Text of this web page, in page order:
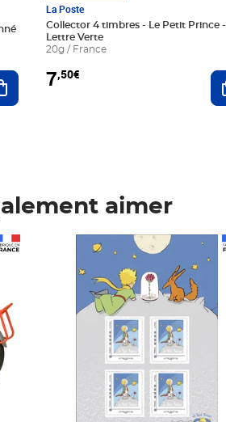
Ajouter au panier
La Poste
Collector 4 timbres - Le Petit Prince -
Lettre Verte
20g / France
7,50€
aimer
Prix 7,50€